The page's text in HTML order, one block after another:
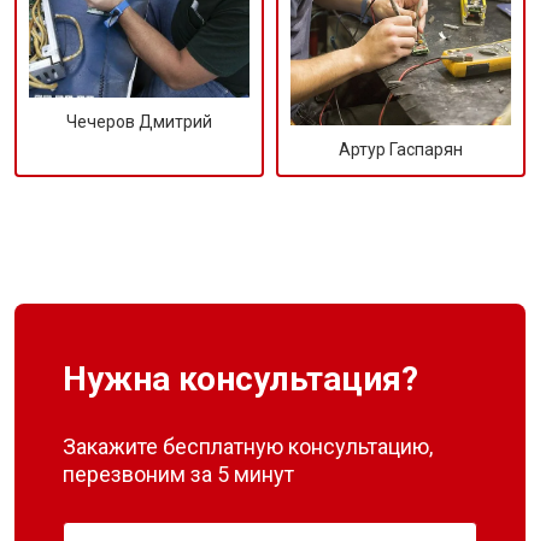
Чечеров Дмитрий
Артур Гаспарян
Нужна консультация?
Закажите бесплатную консультацию,
перезвоним за 5 минут